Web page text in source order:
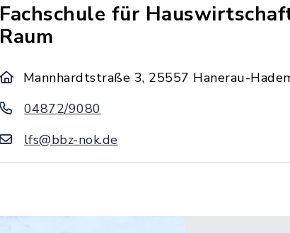
Fachschule für
Raum
Mannhardtstraße 3, 25557 Hanerau-
04872/9080
lfs@bbz-nok.de